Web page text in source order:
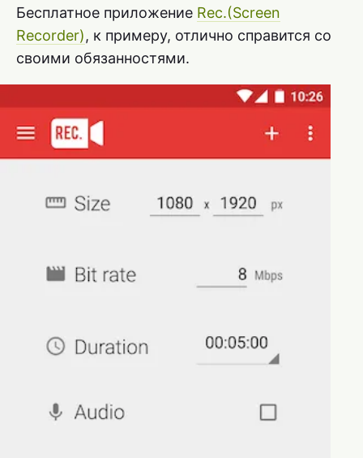
Бесплатное приложение Rec.(Screen
Recorder), к примеру, отлично справится со
своими обязанностями.